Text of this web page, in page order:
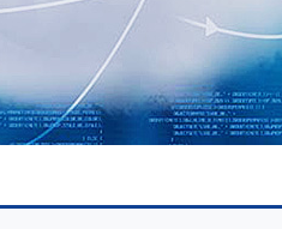
知识产权保护
企业文化
企业展示